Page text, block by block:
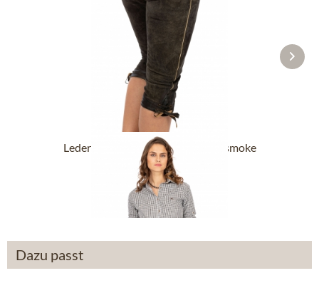
Lederhose Kniebund HEDY antiksmoke
ab 189,90 €
Dazu passt